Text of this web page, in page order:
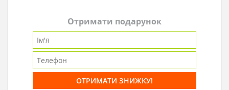
Отримати подарунок